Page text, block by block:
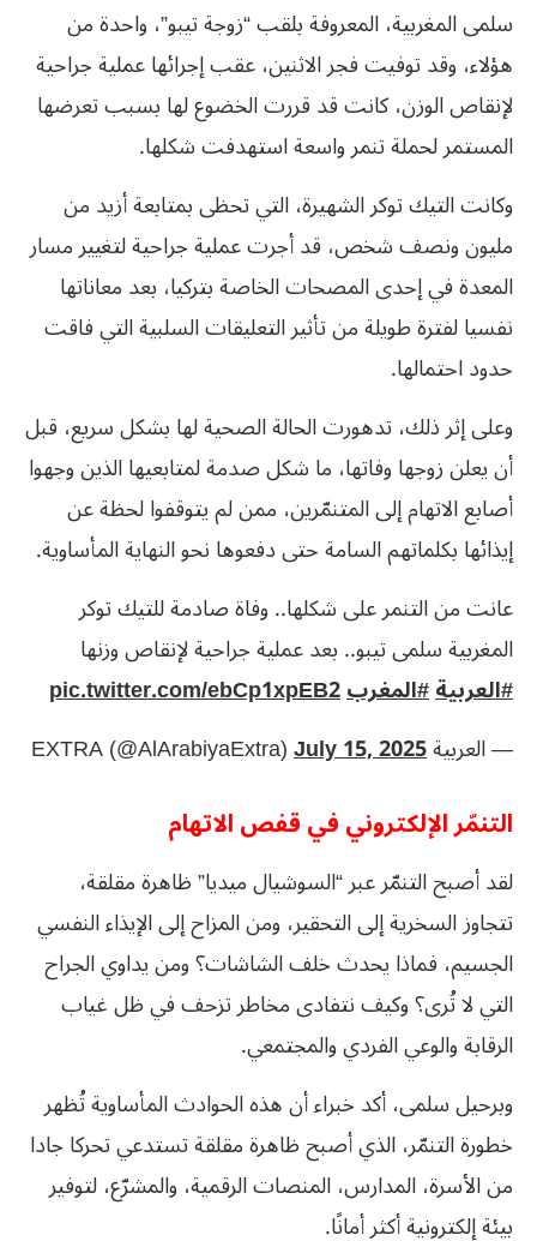
سلمى المغربية، المعروفة بلقب “زوجة تيبو”، واحدة من
هؤلاء، وقد توفيت فجر الاثنين، عقب إجرائها عملية جراحية
لإنقاص الوزن، كانت قد قررت الخضوع لها بسبب تعرضها
المستمر لحملة تنمر واسعة استهدفت شكلها.
وكانت التيك توكر الشهيرة، التي تحظى بمتابعة أزيد من
مليون ونصف شخص، قد أجرت عملية جراحية لتغيير مسار
المعدة في إحدى المصحات الخاصة بتركيا، بعد معاناتها
نفسيا لفترة طويلة من تأثير التعليقات السلبية التي فاقت
حدود احتمالها.
وعلى إثر ذلك، تدهورت الحالة الصحية لها بشكل سريع، قبل
أن يعلن زوجها وفاتها، ما شكل صدمة لمتابعيها الذين وجهوا
أصابع الاتهام إلى المتنمّرين، ممن لم يتوقفوا لحظة عن
إيذائها بكلماتهم السامة حتى دفعوها نحو النهاية المأساوية.
عانت من التنمر على شكلها.. وفاة صادمة للتيك توكر
المغربية سلمى تيبو.. بعد عملية جراحية لإنقاص وزنها
#العربية#المغربpic.twitter.com/ebCp1xpEB2
— العربية EXTRA (@AlArabiyaExtra)July 15, 2025
التنمّر الإلكتروني في قفص الاتهام
لقد أصبح التنمّر عبر “السوشيال ميديا” ظاهرة مقلقة،
تتجاوز السخرية إلى التحقير، ومن المزاح إلى الإيذاء النفسي
الجسيم، فماذا يحدث خلف الشاشات؟ ومن يداوي الجراح
التي لا تُرى؟ وكيف نتفادى مخاطر تزحف في ظل غياب
الرقابة والوعي الفردي والمجتمعي.
وبرحيل سلمى، أكد خبراء أن هذه الحوادث المأساوية تُظهر
خطورة التنمّر، الذي أصبح ظاهرة مقلقة تستدعي تحركا جادا
من الأسرة، المدارس، المنصات الرقمية، والمشرّع، لتوفير
بيئة إلكترونية أكثر أمانًا.